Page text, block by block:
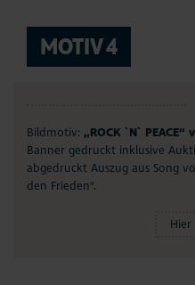
MOTIV 4
Bildmotiv: „ROCK `N`
Banner gedruckt inklusive
abgedruckt Auszug aus Song
den Frieden“.